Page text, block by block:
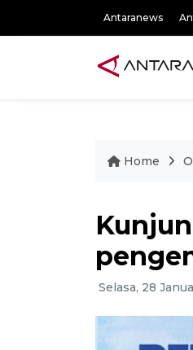
Antaranews
Home
Selasa, 28